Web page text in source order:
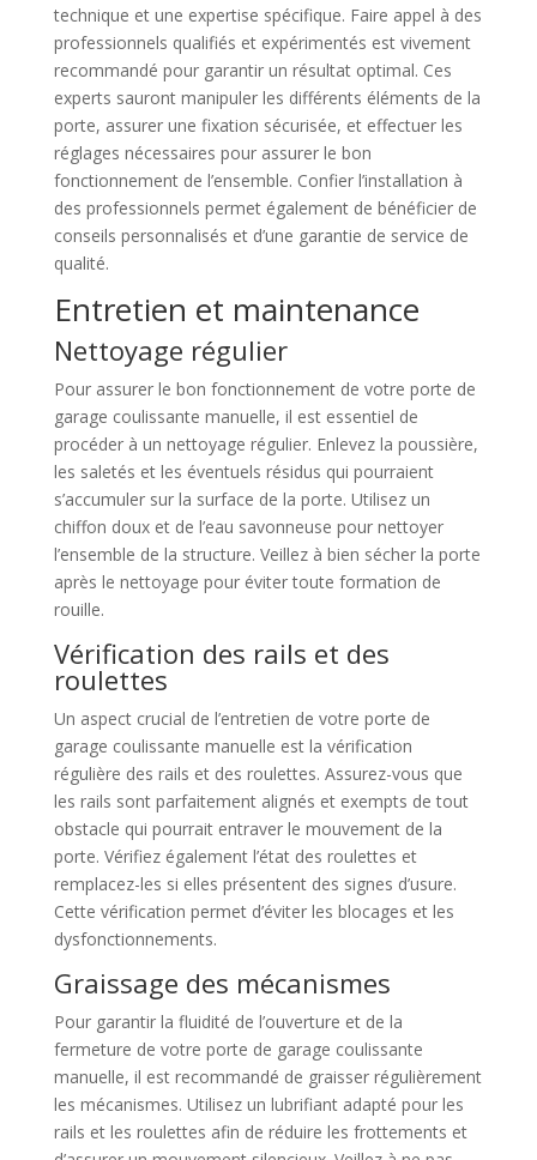
technique et une expertise spécifique. Faire appel à des
professionnels qualifiés et expérimentés est vivement
recommandé pour garantir un résultat optimal. Ces
experts sauront manipuler les différents éléments de la
porte, assurer une fixation sécurisée, et effectuer les
réglages nécessaires pour assurer le bon
fonctionnement de l’ensemble. Confier l’installation à
des professionnels permet également de bénéficier de
conseils personnalisés et d’une garantie de service de
qualité.
Entretien et maintenance
Nettoyage régulier
Pour assurer le bon fonctionnement de votre porte de
garage coulissante manuelle, il est essentiel de
procéder à un nettoyage régulier. Enlevez la poussière,
les saletés et les éventuels résidus qui pourraient
s’accumuler sur la surface de la porte. Utilisez un
chiffon doux et de l’eau savonneuse pour nettoyer
l’ensemble de la structure. Veillez à bien sécher la porte
après le nettoyage pour éviter toute formation de
rouille.
Vérification des rails et des
roulettes
Un aspect crucial de l’entretien de votre porte de
garage coulissante manuelle est la vérification
régulière des rails et des roulettes. Assurez-vous que
les rails sont parfaitement alignés et exempts de tout
obstacle qui pourrait entraver le mouvement de la
porte. Vérifiez également l’état des roulettes et
remplacez-les si elles présentent des signes d’usure.
Cette vérification permet d’éviter les blocages et les
dysfonctionnements.
Graissage des mécanismes
Pour garantir la fluidité de l’ouverture et de la
fermeture de votre porte de garage coulissante
manuelle, il est recommandé de graisser régulièrement
les mécanismes. Utilisez un lubrifiant adapté pour les
rails et les roulettes afin de réduire les frottements et